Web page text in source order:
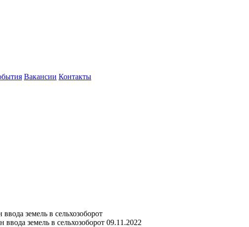
Вакансии Контакты
земель в сельхозоборот
09.11.2022